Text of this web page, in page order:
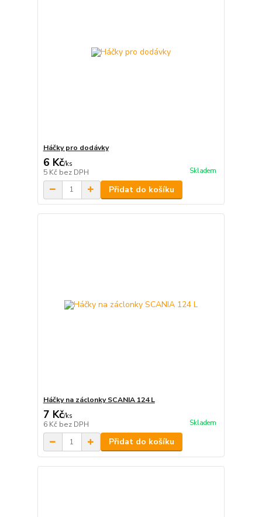
Háčky pro dodávky
6 Kč/ks
5 Kč bez DPH Skladem
Přidat do košíku
Háčky na záclonky SCANIA 124 L
7 Kč/ks
6 Kč bez DPH Skladem
Přidat do košíku